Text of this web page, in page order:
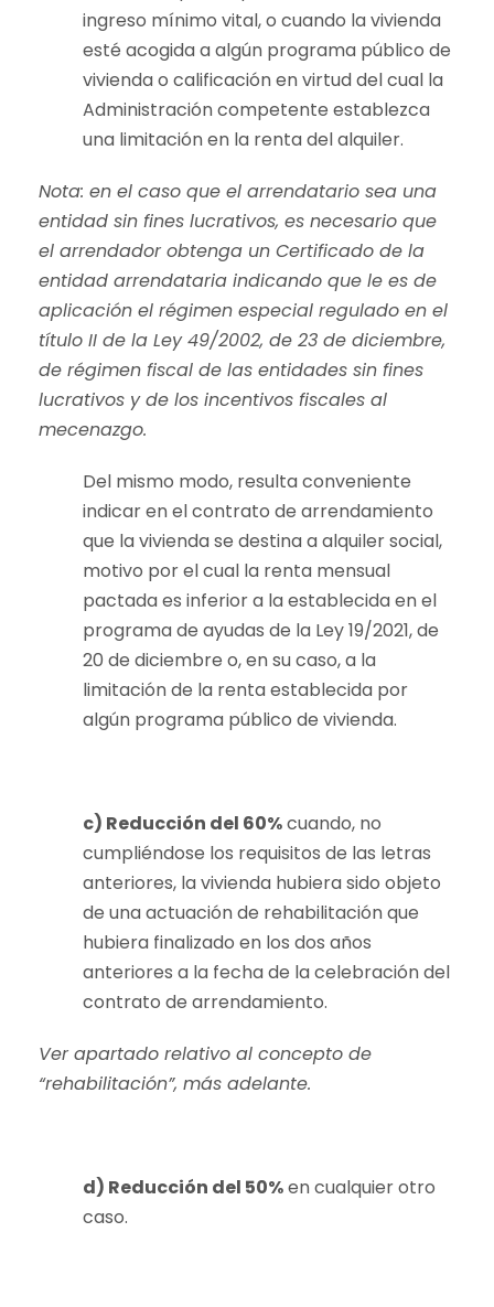
ingreso mínimo vital, o cuando la vivienda
esté acogida a algún programa público de
vivienda o calificación en virtud del cual la
Administración competente establezca
una limitación en la renta del alquiler.
Nota: en el caso que el arrendatario sea una
entidad sin fines lucrativos, es necesario que
el arrendador obtenga un Certificado de la
entidad arrendataria indicando que le es de
aplicación el régimen especial regulado en el
título II de la Ley 49/2002, de 23 de diciembre,
de régimen fiscal de las entidades sin fines
lucrativos y de los incentivos fiscales al
mecenazgo.
Del mismo modo, resulta conveniente
indicar en el contrato de arrendamiento
que la vivienda se destina a alquiler social,
motivo por el cual la renta mensual
pactada es inferior a la establecida en el
programa de ayudas de la Ley 19/2021, de
20 de diciembre o, en su caso, a la
limitación de la renta establecida por
algún programa público de vivienda.
c) Reducción del 60%cuando, no
cumpliéndose los requisitos de las letras
anteriores, la vivienda hubiera sido objeto
de una actuación de rehabilitación que
hubiera finalizado en los dos años
anteriores a la fecha de la celebración del
contrato de arrendamiento.
Ver apartado relativo al concepto de
“rehabilitación”, más adelante.
d) Reducción del 50%en cualquier otro
caso.